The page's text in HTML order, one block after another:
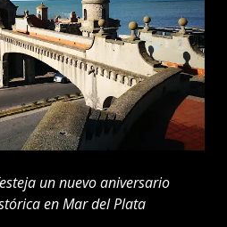
un nuevo aniversario
en Mar del Plata